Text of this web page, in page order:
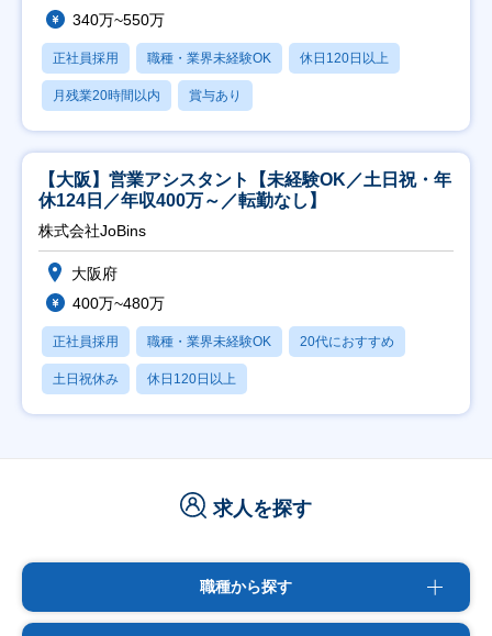
340万~550万
正社員採用 職種・業界未経験OK 休日120日以上
月残業20時間以内 賞与あり
【大阪】営業アシスタント【未経験OK／土日祝・年
休124日／年収400万～／転勤なし】
株式会社JoBins
大阪府
400万~480万
正社員採用 職種・業界未経験OK 20代におすすめ
土日祝休み 休日120日以上
求人を探す
職種から探す